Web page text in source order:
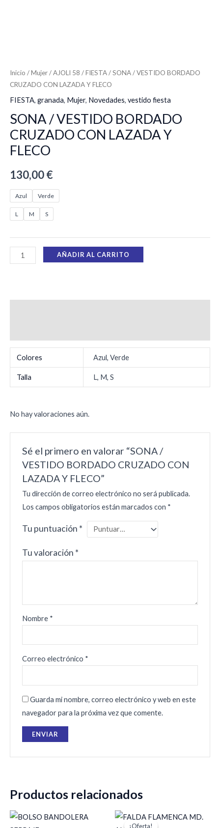
Inicio /Mujer/AJOLI 58 /FIESTA/ SONA / VESTIDO BORDADO
CRUZADO CON LAZADA Y FLECO
FIESTA, granada, Mujer, Novedades, vestido fiesta
SONA / VESTIDO BORDADO
CRUZADO CON LAZADA Y
FLECO
130,00€
Azul Verde
L M S
AÑADIR AL CARRITO
Colores Azul, Verde
Talla L, M, S
No hay valoraciones aún.
Sé el primero en valorar “SONA /
VESTIDO BORDADO CRUZADO CON
LAZADA Y FLECO”
Tu dirección de correo electrónico no será publicada.
Los campos obligatorios están marcados con *
Tu puntuación *
Tu valoración *
Nombre *
Correo electrónico *
Guarda mi nombre, correo electrónico y web en este
navegador para la próxima vez que comente.
Productos relacionados
¡Oferta!
¡Oferta!
El
precio
El
precio